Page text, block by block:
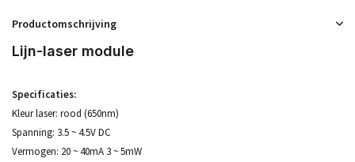
Productomschrijving
Lijn-laser module
Specificaties:
Kleur laser: rood (650nm)
Spanning: 3.5 ~ 4.5V DC
Vermogen: 20 ~ 40mA 3 ~ 5mW